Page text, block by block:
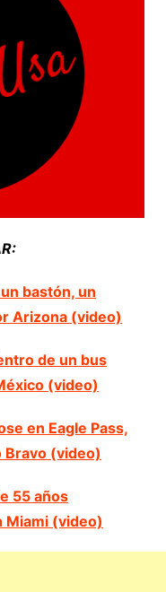
bastón, un
Arizona (video)
de un bus
(video)
en Eagle Pass,
Bravo (video)
55 años
Miami (video)